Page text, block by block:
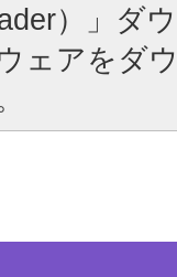
）」ダ
ェアをダ